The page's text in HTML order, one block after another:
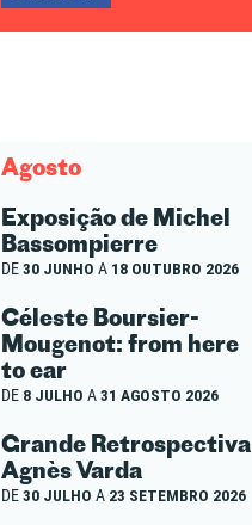
Agosto
Exposição de Michel
Bassompierre
DE30 JUNHO A 18 OUTUBRO 2026
Céleste Boursier-
Mougenot: from here
to ear
DE 8 JULHO A31 AGOSTO 2026
Grande Retrospectiva
Agnès Varda
DE30 JULHO A 23 SETEMBRO 2026